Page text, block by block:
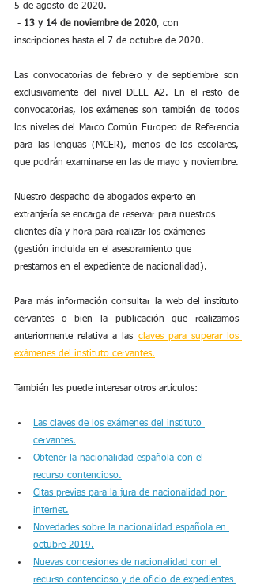
5 de agosto de 2020.
- 13 y 14 de noviembre de 2020, con
inscripciones hasta el 7 de octubre de 2020.
Las convocatorias de febrero y de septiembre son
exclusivamente del nivel DELE A2. En el resto de
convocatorias, los exámenes son también de todos
los niveles del Marco Común Europeo de Referencia
para las lenguas (MCER), menos de los escolares,
que podrán examinarse en las de mayo y noviembre.
Nuestro despacho de abogados experto en
extranjería se encarga de reservar para nuestros
clientes día y hora para realizar los exámenes
(gestión incluida en el asesoramiento que
prestamos en el expediente de nacionalidad).
Para más información consultar la web del instituto
cervantes o bien la publicación que realizamos
anteriormente relativa a las claves para superar los
exámenes del instituto cervantes.
También les puede interesar otros artículos:
Las claves de los exámenes del instituto
cervantes.
Obtener la nacionalidad española con el
recurso contencioso.
Citas previas para la jura de nacionalidad por
internet.
Novedades sobre la nacionalidad española en
octubre 2019.
Nuevas concesiones de nacionalidad con el
recurso contencioso y de oficio de expedientes